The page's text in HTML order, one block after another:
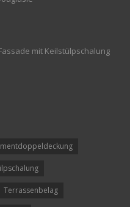
mit Keilstülpschalung
Terrassenbelag